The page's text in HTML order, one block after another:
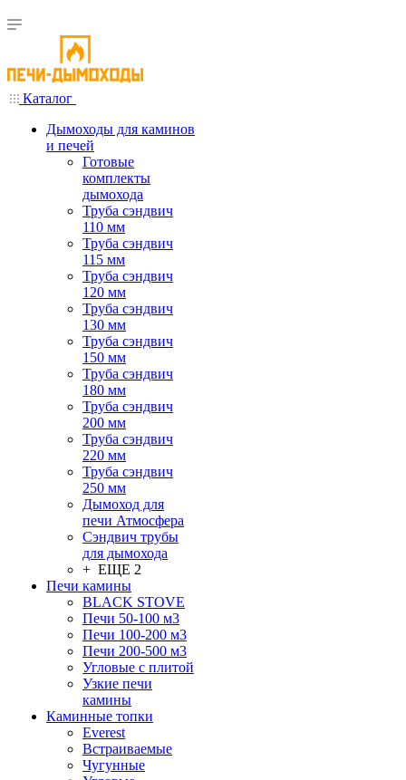
Каталог
Дымоходы для каминов
и печей
Готовые
комплекты
дымохода
Труба сэндвич
110 мм
Труба сэндвич
115 мм
Труба сэндвич
120 мм
Труба сэндвич
130 мм
Труба сэндвич
150 мм
Труба сэндвич
180 мм
Труба сэндвич
200 мм
Труба сэндвич
220 мм
Труба сэндвич
250 мм
Дымоход для
печи Атмосфера
Сэндвич трубы
для дымохода
+ ЕЩЕ 2
Печи камины
BLACK STOVE
Печи 50-100 м3
Печи 100-200 м3
Печи 200-500 м3
Угловые с плитой
Узкие печи
камины
Каминные топки
Everest
Встраиваемые
Чугунные